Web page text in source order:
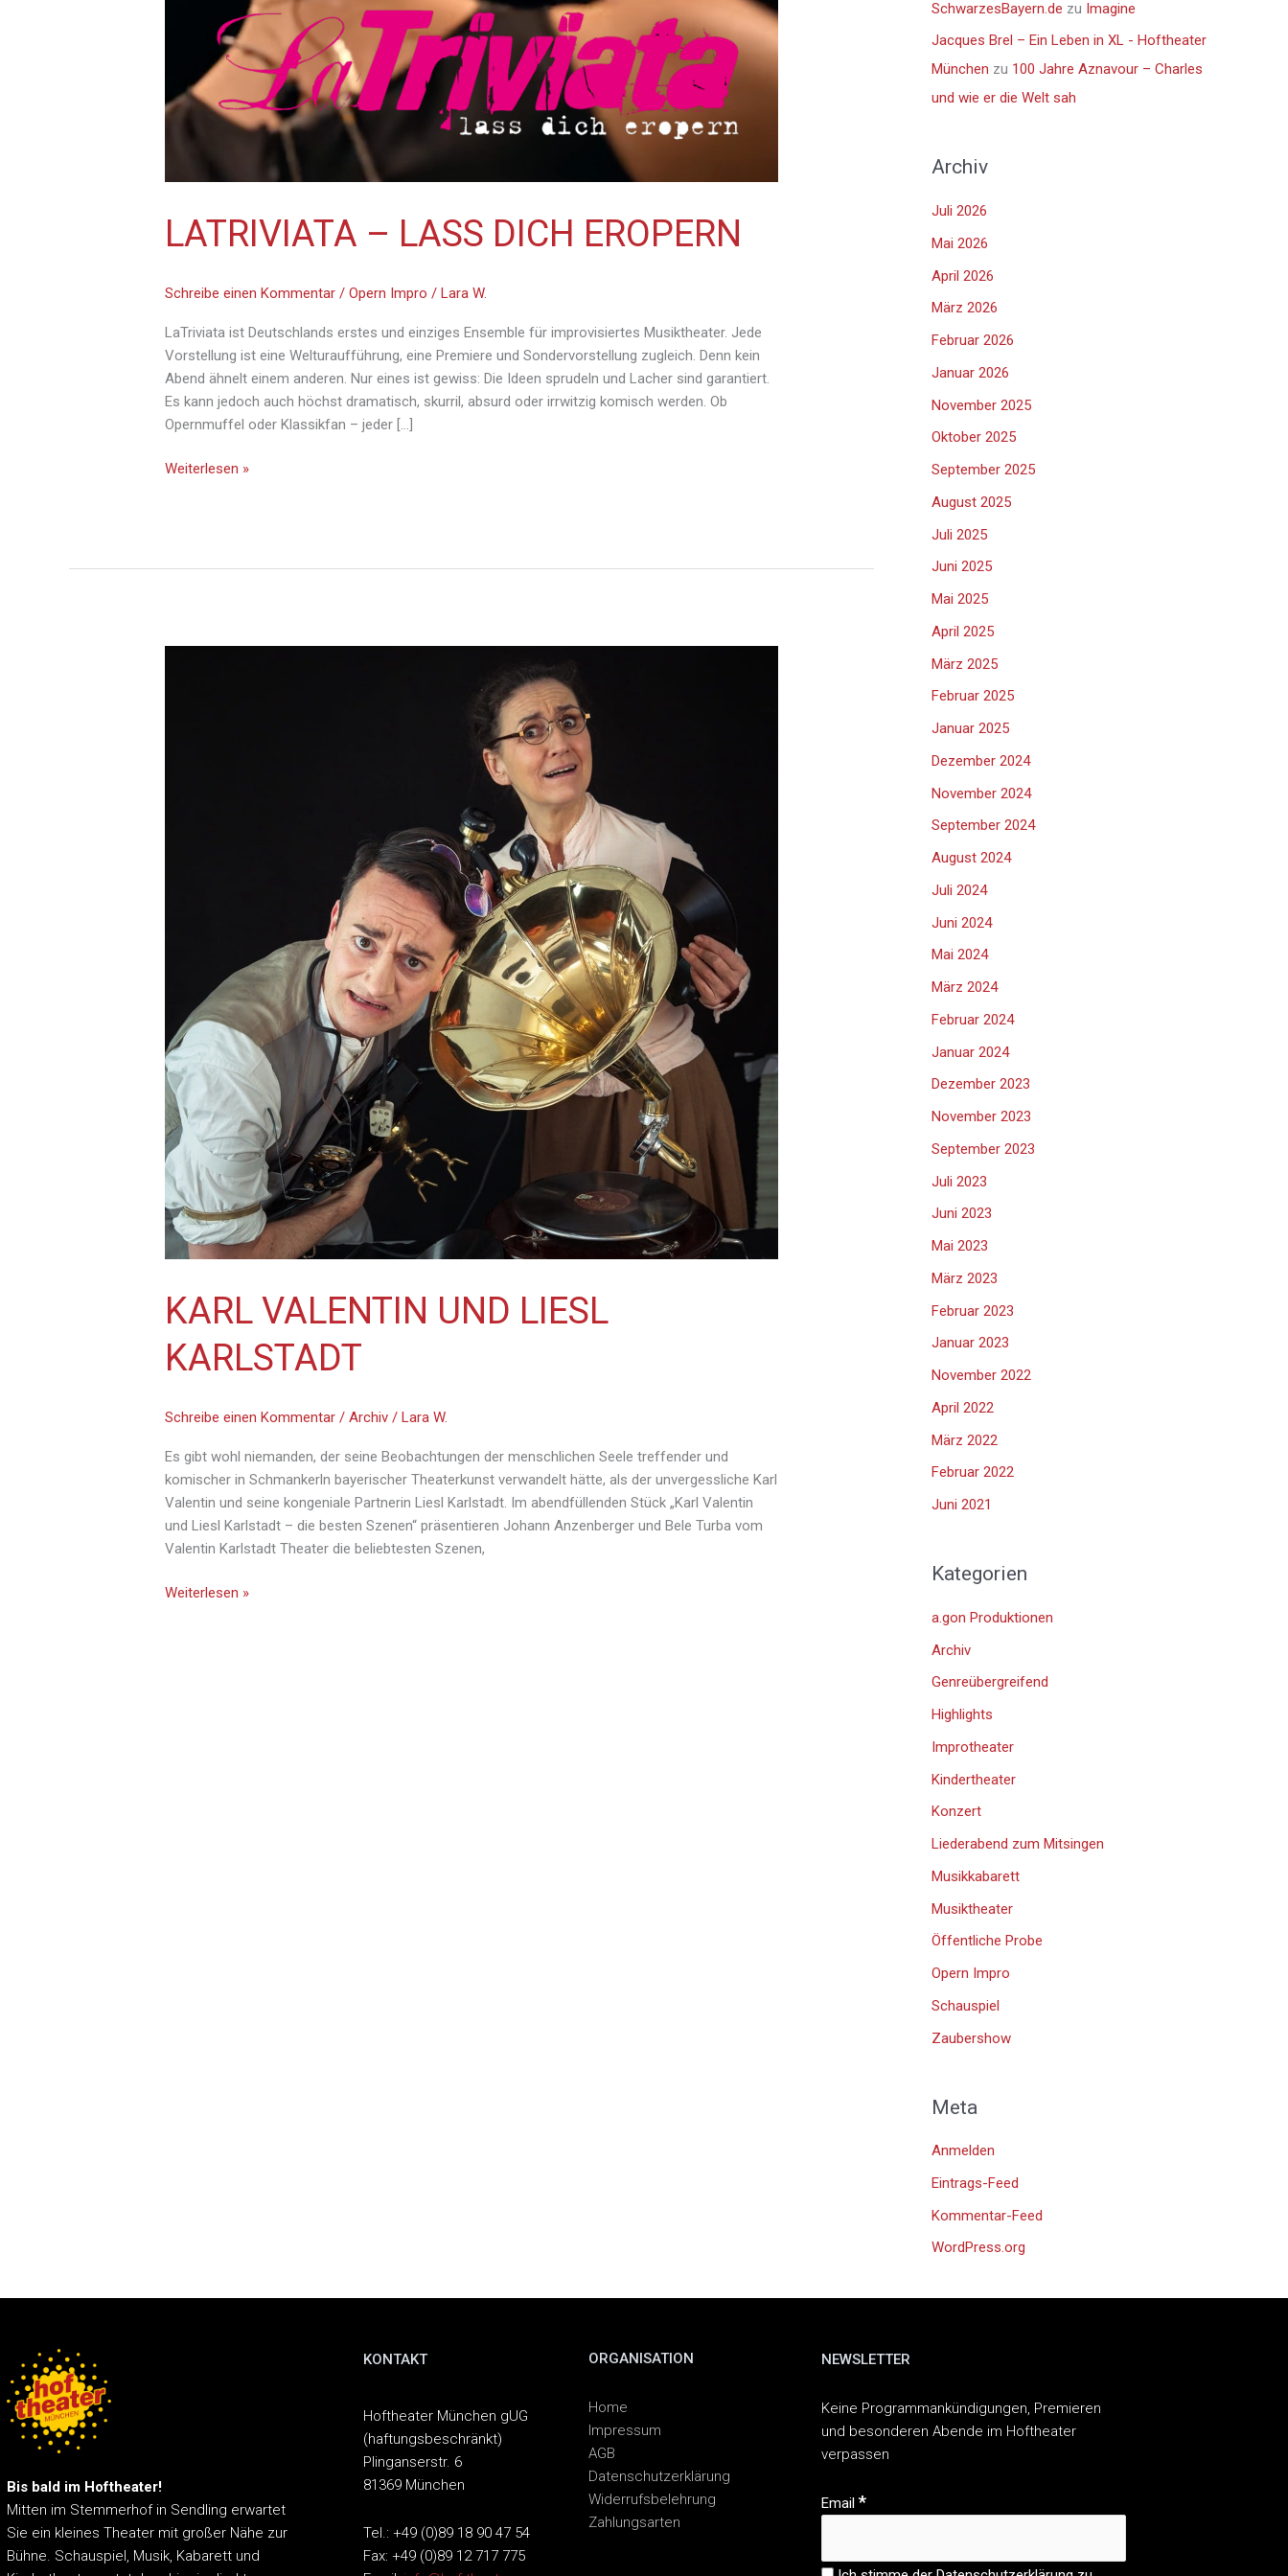
LATRIVIATA – LASS DICH EROPERN
Schreibe einen Kommentar /Opern Impro /Lara W.
LaTriviata ist Deutschlands erstes und einziges Ensemble für improvisiertes Musiktheater. Jede
Vorstellung ist eine Welturaufführung, eine Premiere und Sondervorstellung zugleich. Denn kein
Abend ähnelt einem anderen. Nur eines ist gewiss: Die Ideen sprudeln und Lacher sind garantiert.
Es kann jedoch auch höchst dramatisch, skurril, absurd oder irrwitzig komisch werden. Ob
Opernmuffel oder Klassikfan – jeder […]
Weiterlesen »
KARL VALENTIN UND LIESL
KARLSTADT
Schreibe einen Kommentar /Archiv /Lara W.
Es gibt wohl niemanden, der seine Beobachtungen der menschlichen Seele treffender und
komischer in Schmankerln bayerischer Theaterkunst verwandelt hätte, als der unvergessliche Karl
Valentin und seine kongeniale Partnerin Liesl Karlstadt. Im abendfüllenden Stück „Karl Valentin
und Liesl Karlstadt – die besten Szenen“ präsentieren Johann Anzenberger und Bele Turba vom
Valentin Karlstadt Theater die beliebtesten Szenen,
Weiterlesen »
SchwarzesBayern.de zu Imagine
Jacques Brel – Ein Leben in XL - Hoftheater
München zu 100 Jahre Aznavour – Charles
und wie er die Welt sah
Archiv
Juli 2026
Mai 2026
April 2026
März 2026
Februar 2026
Januar 2026
November 2025
Oktober 2025
September 2025
August 2025
Juli 2025
Juni 2025
Mai 2025
April 2025
März 2025
Februar 2025
Januar 2025
Dezember 2024
November 2024
September 2024
August 2024
Juli 2024
Juni 2024
Mai 2024
März 2024
Februar 2024
Januar 2024
Dezember 2023
November 2023
September 2023
Juli 2023
Juni 2023
Mai 2023
März 2023
Februar 2023
Januar 2023
November 2022
April 2022
März 2022
Februar 2022
Juni 2021
Kategorien
a.gon Produktionen
Archiv
Genreübergreifend
Highlights
Improtheater
Kindertheater
Konzert
Liederabend zum Mitsingen
Musikkabarett
Musiktheater
Öffentliche Probe
Opern Impro
Schauspiel
Zaubershow
Meta
Anmelden
Eintrags-Feed
Kommentar-Feed
WordPress.org
Bis bald im Hoftheater!
Mitten im Stemmerhof in Sendling erwartet
Sie ein kleines Theater mit großer Nähe zur
Bühne. Schauspiel, Musik, Kabarett und
KONTAKT
Hoftheater München gUG
(haftungsbeschränkt)
Plinganserstr. 6
81369 München
Tel.: +49 (0)89 18 90 47 54
Fax: +49 (0)89 12 717 775
ORGANISATION
Home
Impressum
AGB
Datenschutzerklärung
Widerrufsbelehrung
Zahlungsarten
NEWSLETTER
Keine Programmankündigungen, Premieren
und besonderen Abende im Hoftheater
verpassen
Email *